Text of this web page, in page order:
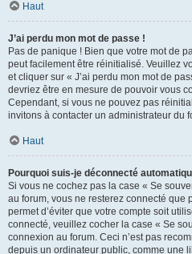
Haut
J’ai perdu mon mot de passe !
Pas de panique ! Bien que votre mot de
peut facilement être réinitialisé. Veuillez
et cliquer sur « J’ai perdu mon mot de
devriez être en mesure de pouvoir vous
Cependant, si vous ne pouvez pas
invitons à contacter un administrateur du
Haut
Pourquoi suis-je déconnecté
Si vous ne cochez pas la case « Se
au forum, vous ne resterez connecté
permet d’éviter que votre compte soit
connecté, veuillez cocher la case « Se
connexion au forum. Ceci n’est pas
depuis un ordinateur public, comme une